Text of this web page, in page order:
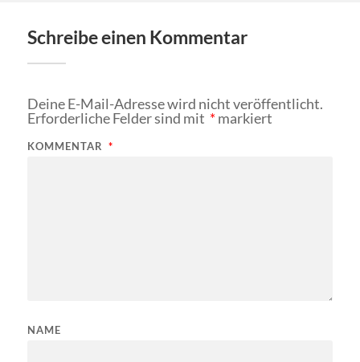
Schreibe einen Kommentar
Deine E-Mail-Adresse wird nicht veröffentlicht.
Erforderliche Felder sind mit *markiert
KOMMENTAR *
NAME